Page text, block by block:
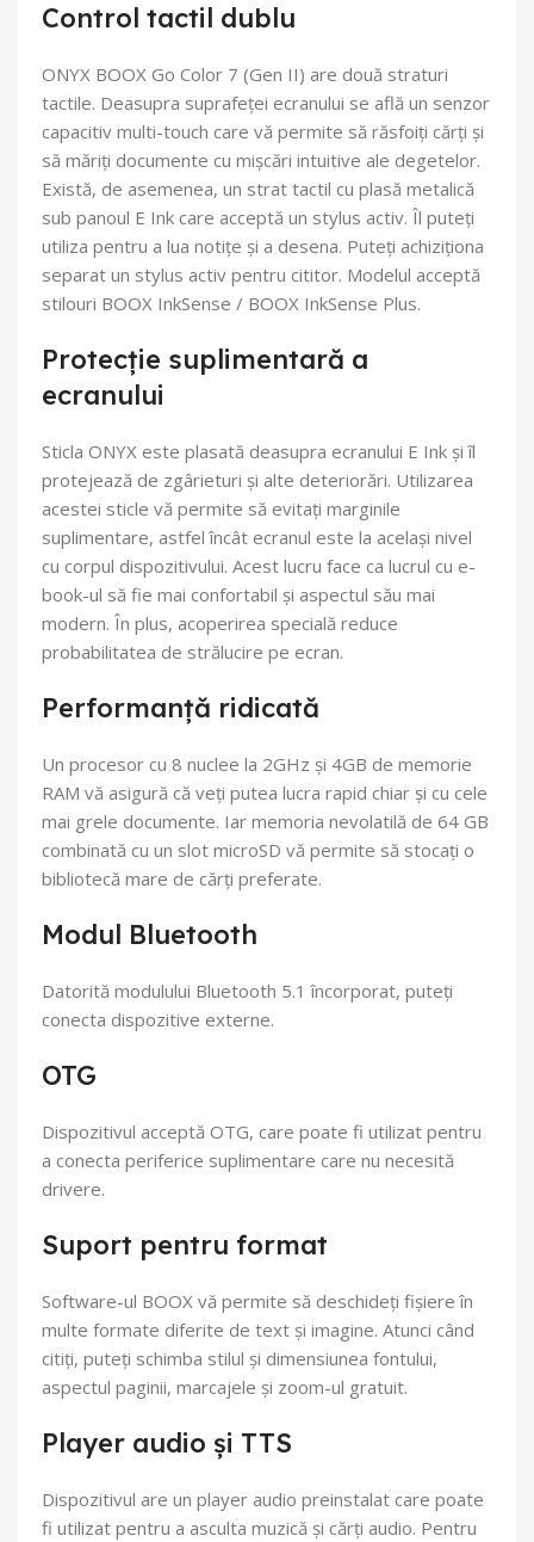
Control tactil dublu
ONYX BOOX Go Color 7 (Gen II) are două straturi
tactile. Deasupra suprafeței ecranului se află un senzor
capacitiv multi-touch care vă permite să răsfoiți cărți și
să măriți documente cu mișcări intuitive ale degetelor.
Există, de asemenea, un strat tactil cu plasă metalică
sub panoul E Ink care acceptă un stylus activ. Îl puteți
utiliza pentru a lua notițe și a desena. Puteți achiziționa
separat un stylus activ pentru cititor. Modelul acceptă
stilouri BOOX InkSense / BOOX InkSense Plus.
Protecție suplimentară a
ecranului
Sticla ONYX este plasată deasupra ecranului E Ink și îl
protejează de zgârieturi și alte deteriorări. Utilizarea
acestei sticle vă permite să evitați marginile
suplimentare, astfel încât ecranul este la același nivel
cu corpul dispozitivului. Acest lucru face ca lucrul cu e-
book-ul să fie mai confortabil și aspectul său mai
modern. În plus, acoperirea specială reduce
probabilitatea de strălucire pe ecran.
Performanță ridicată
Un procesor cu 8 nuclee la 2GHz și 4GB de memorie
RAM vă asigură că veți putea lucra rapid chiar și cu cele
mai grele documente. Iar memoria nevolatilă de 64 GB
combinată cu un slot microSD vă permite să stocați o
bibliotecă mare de cărți preferate.
Modul Bluetooth
Datorită modulului Bluetooth 5.1 încorporat, puteți
conecta dispozitive externe.
OTG
Dispozitivul acceptă OTG, care poate fi utilizat pentru
a conecta periferice suplimentare care nu necesită
drivere.
Suport pentru format
Software-ul BOOX vă permite să deschideți fișiere în
multe formate diferite de text și imagine. Atunci când
citiți, puteți schimba stilul și dimensiunea fontului,
aspectul paginii, marcajele și zoom-ul gratuit.
Player audio și TTS
Dispozitivul are un player audio preinstalat care poate
fi utilizat pentru a asculta muzică și cărți audio. Pentru